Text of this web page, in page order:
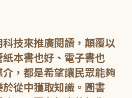
技來推廣閱讀，顛覆以
本書也好、電子書也
，都是希望讓民眾能夠
從中獲取知識。圖書